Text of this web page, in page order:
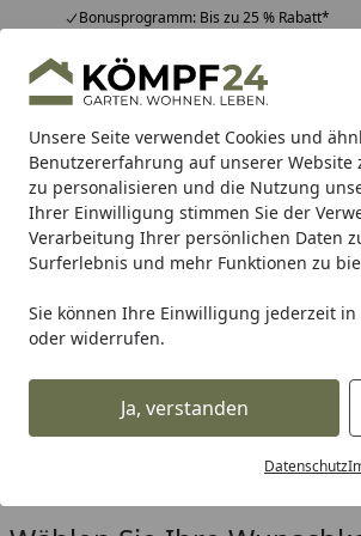
Unsere Seite verwendet Cookies und
Benutzererfahrung auf unserer
zu personalisieren und die Nutzung
Ihrer Einwilligung stimmen Sie der
Verarbeitung Ihrer persönlichen Daten
Surferlebnis und mehr Funktionen zu
Sie können Ihre Einwilligung jederzeit in
oder widerrufen.
Ja, verstanden
Datenschutz
Bonusprogramm: Bis zu 25 % Rabatt*
Hotline07051 / 9 22 22
Mo-Fr. 8-16 Uhr 25.957 Bewertungen
Alle Produkte
Alle ProdukteHighlights Tipps
Biohort Gerätehäuser Boxen
Karibu
Dein
Startseite
Zubehör Dachrinnen
Dachrinnen für